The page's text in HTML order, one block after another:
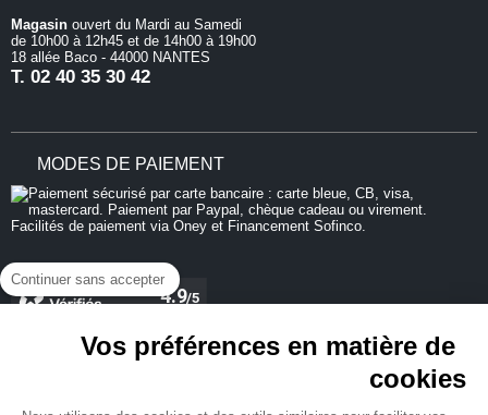
Continuer sans accepter
Vos préférences en matière de
cookies
Magasin ouvert du Mardi au Samedi
de 10h00 à 12h45 et de 14h00 à 19h00
18 allée Baco - 44000 NANTES
T. 02 40 35 30 42
MODES DE PAIEMENT